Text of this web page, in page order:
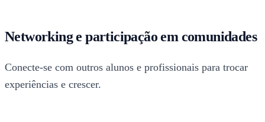
Networking e participação em comunidades
Conecte-se com outros alunos e profissionais para trocar
experiências e crescer.